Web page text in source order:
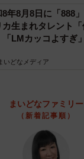
8年8月8日に「888
カ生まれタレント
LMカッコよすぎ」
いどなメディア
まいどなファミリー
（新着記事順）